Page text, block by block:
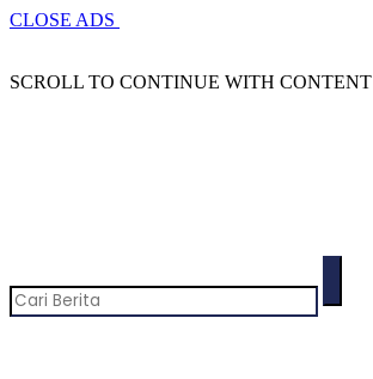
CLOSE ADS
SCROLL TO CONTINUE WITH CONTENT